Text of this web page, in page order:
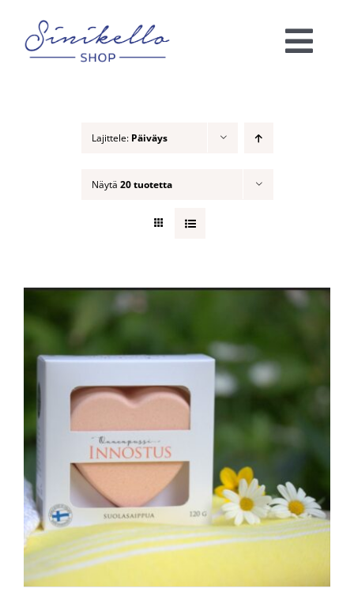
content
Ostoskori
Lajittele: Päiväys
Näytä 20 tuotetta